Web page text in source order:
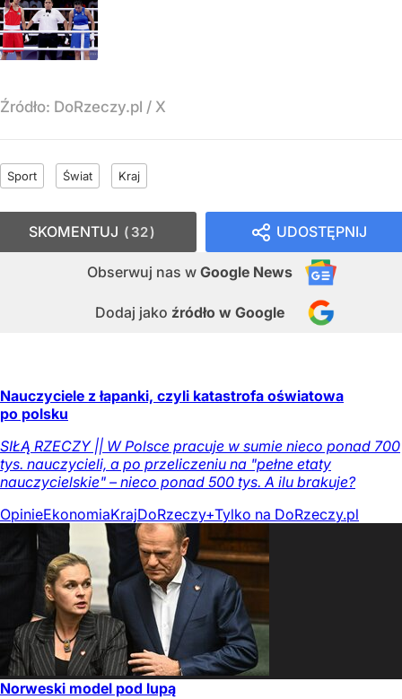
Źródło: DoRzeczy.pl / X
Sport Świat Kraj
UDOSTĘPNIJ
Obserwuj nas w Google News
Dodaj jako źródło w Google
SKOMENTUJ 32
Nauczyciele z łapanki, czyli katastrofa oświatowa
po polsku
SIŁĄ RZECZY || W Polsce pracuje w sumie nieco ponad 700
tys. nauczycieli, a po przeliczeniu na "pełne etaty
nauczycielskie" – nieco ponad 500 tys. A ilu brakuje?
OpinieEkonomiaKrajDoRzeczy+Tylko na DoRzeczy.pl
Norweski model pod lupą